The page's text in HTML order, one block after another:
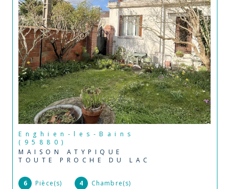
Enghien-les-Bains
(95880)
MAISON ATYPIQUE
TOUTE PROCHE DU LAC
6 Pièce(s) 4 Chambre(s)